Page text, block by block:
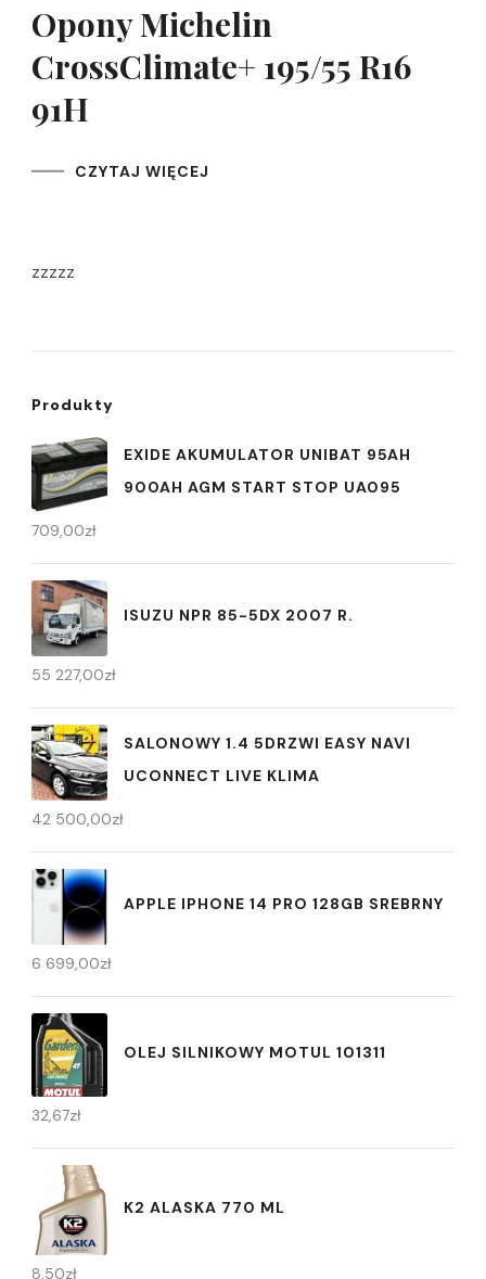
Opony Michelin
CrossClimate+ 195/55 R16
91H
CZYTAJ WIĘCEJ
zzzzz
Produkty
EXIDE AKUMULATOR UNIBAT 95AH
900AH AGM START STOP UA095
709,00zł
ISUZU NPR 85-5DX 2007 R.
55 227,00zł
SALONOWY 1.4 5DRZWI EASY NAVI
UCONNECT LIVE KLIMA
42 500,00zł
APPLE IPHONE 14 PRO 128GB SREBRNY
6 699,00zł
OLEJ SILNIKOWY MOTUL 101311
32,67zł
K2 ALASKA 770 ML
8,50zł